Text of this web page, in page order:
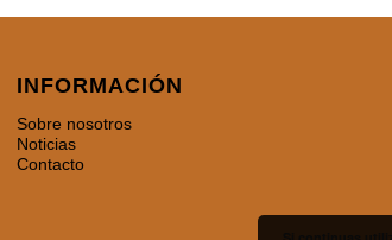
INFORMACIÓN
Sobre nosotros
Noticias
Contacto